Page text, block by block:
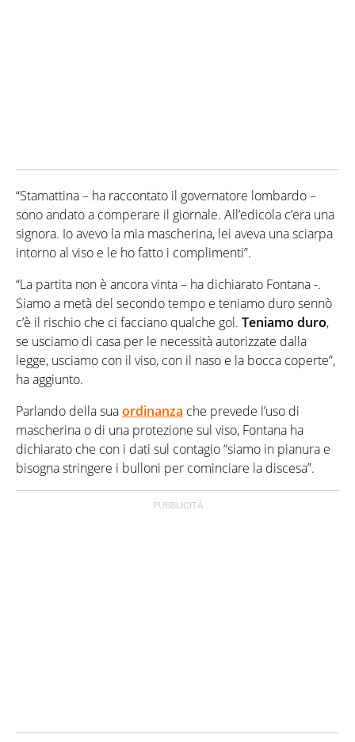
“Stamattina – ha raccontato il governatore lombardo –
sono andato a comperare il giornale. All’edicola c’era una
signora. Io avevo la mia mascherina, lei aveva una sciarpa
intorno al viso e le ho fatto i complimenti”.
“La partita non è ancora vinta – ha dichiarato Fontana -.
Siamo a metà del secondo tempo e teniamo duro sennò
c’è il rischio che ci facciano qualche gol. Teniamo duro,
se usciamo di casa per le necessità autorizzate dalla
legge, usciamo con il viso, con il naso e la bocca coperte”,
ha aggiunto.
Parlando della suaordinanza che prevede l’uso di
mascherina o di una protezione sul viso, Fontana ha
dichiarato che con i dati sul contagio “siamo in pianura e
bisogna stringere i bulloni per cominciare la discesa”.